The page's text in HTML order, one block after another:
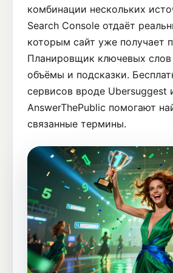
комбинации нескольких
Search Console отдаёт
которым сайт уже получает
Планировщик ключевых слов
объёмы и подсказки.
сервисов вроде Ubersuggest
AnswerThePublic помогают
связанные термины.